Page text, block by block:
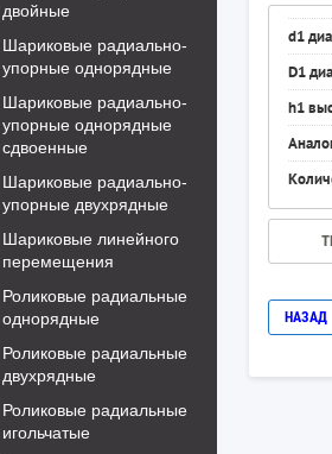
двойные
Шариковые радиально-
упорные однорядные
Шариковые радиально-
упорные однорядные
сдвоенные
Шариковые радиально-
упорные двухрядные
Шариковые линейного
перемещения
Роликовые радиальные
однорядные
Роликовые радиальные
двухрядные
Роликовые радиальные
игольчатые
d1
D1
h1
НАЗАД